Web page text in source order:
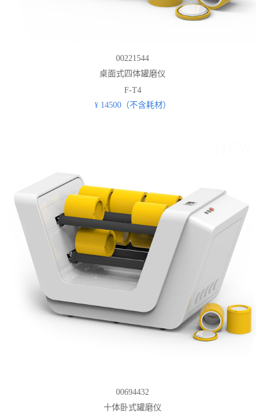
00221544
桌面式四体罐磨仪
F-T4
¥ 14500（不含耗材）
00694432
十体卧式罐磨仪